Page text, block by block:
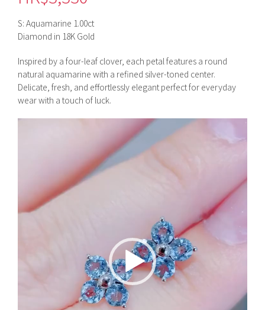
S: Aquamarine 1.00ct
Diamond in 18K Gold
Inspired by a four-leaf clover, each petal features a round
natural aquamarine with a refined silver-toned center.
Delicate, fresh, and effortlessly elegant perfect for everyday
wear with a touch of luck.